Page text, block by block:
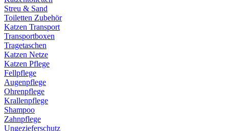
Streu & Sand
Toiletten Zubehör
Katzen Transport
Transportboxen
Tragetaschen
Katzen Netze
Katzen Pflege
Fellpflege
Augenpflege
Ohrenpflege
Krallenpflege
Shampoo
Zahnpflege
Ungezieferschutz